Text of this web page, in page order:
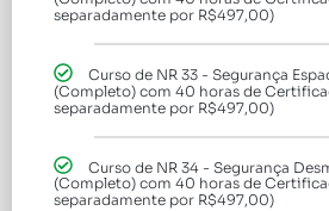
separadamente por R$497,00)
Curso de NR 33 - Segurança
(Completo) com 40 horas de
separadamente por R$497,00)
Curso de NR 34 - Segurança
(Completo) com 40 horas de
separadamente por R$497,00)